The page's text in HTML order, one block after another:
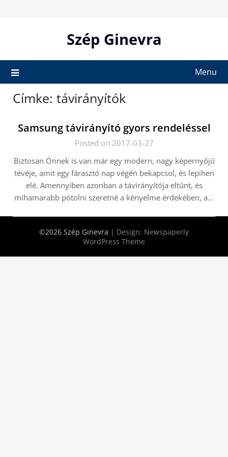
Szép Ginevra
Menu
Címke: távirányítók
Samsung távirányító gyors rendeléssel
Posted on 2017-03-27
Biztosan Önnek is van már egy modern, nagy képernyőjű
tévéje, amit egy fárasztó nap végén bekapcsol, és lepihen
elé. Amennyiben azonban a távirányítója eltűnt, és
mihamarabb pótolni szeretné a kényelme érdekében, a…
©2026 Szép Ginevra | Design: Newspaperly
WordPress Theme